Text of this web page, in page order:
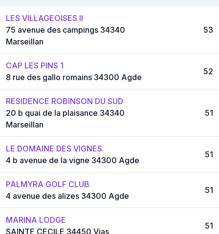
LES VILLAGEOISES II
75 avenue des campings 34340
Marseillan
53
CAP LES PINS 1
8 rue des gallo romains 34300 Agde
52
RESIDENCE ROBINSON DU SUD
20 b quai de la plaisance 34340
Marseillan
51
LE DOMAINE DES VIGNES
4 b avenue de la vigne 34300 Agde
51
PALMYRA GOLF CLUB
4 avenue des alizes 34300 Agde
51
MARINA LODGE
SAINTE CECILE 34450 Vias
51